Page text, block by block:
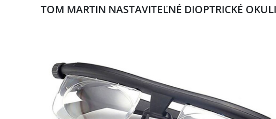
TOM MARTIN NASTAVITEĽNÉ DIOPTRICKÉ